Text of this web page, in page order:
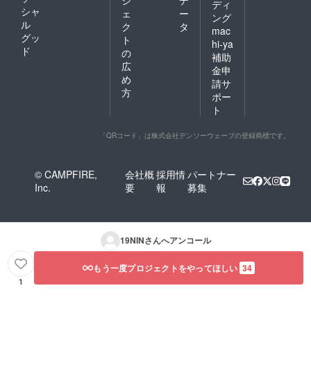
シャ
ル
グッ
ド
ェ
ク
ト
の
広
め
方
ー
タ
ディ
ング
mac
hi-ya
補助
金申
請サ
ポー
ト
「QRコード」は株式会社デンソーウェーブの登録商標です。
© CAMPFIRE,
Inc.
会社概
要
採用情
報
パートナー
募集
19NINさんへアンコール
1
もう一度プロジェクトをやってほしい 34